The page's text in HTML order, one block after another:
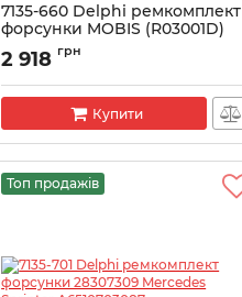
7135-660 Delphi ремкомплект
форсунки MOBIS (R03001D)
(28538389+L136PRD)
Артикул:
2 918 грн
Купити
Топ продажів